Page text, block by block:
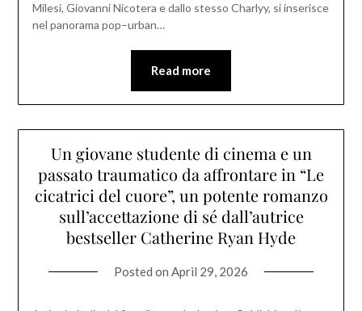
Milesi, Giovanni Nicotera e dallo stesso Charlyy, si inserisce
nel panorama pop–urban…
Read more
Un giovane studente di cinema e un
passato traumatico da affrontare in “Le
cicatrici del cuore”, un potente romanzo
sull’accettazione di sé dall’autrice
bestseller Catherine Ryan Hyde
Posted on April 29, 2026